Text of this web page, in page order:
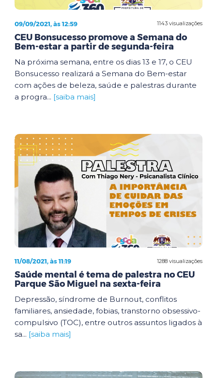
1143 visualizações
09/09/2021, às 12:59
CEU Bonsucesso promove a Semana do
Bem-estar a partir de segunda-feira
Na próxima semana, entre os dias 13 e 17, o CEU
Bonsucesso realizará a Semana do Bem-estar
com ações de beleza, saúde e palestras durante
a progra... [saiba mais]
1288 visualizações
11/08/2021, às 11:19
Saúde mental é tema de palestra no CEU
Parque São Miguel na sexta-feira
Depressão, síndrome de Burnout, conflitos
familiares, ansiedade, fobias, transtorno obsessivo-
compulsivo (TOC), entre outros assuntos ligados à
sa... [saiba mais]